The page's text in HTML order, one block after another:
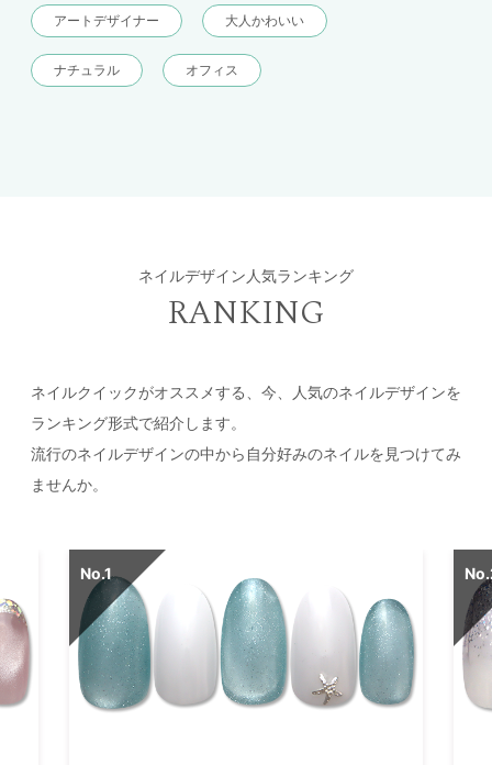
アートデザイナー 大人かわいい
ナチュラル オフィス
ネイルデザイン人気ランキング
RANKING
ネイルクイックがオススメする、今、人気のネイルデザインを
ランキング形式で紹介します。
流行のネイルデザインの中から自分好みのネイルを見つけてみ
ませんか。